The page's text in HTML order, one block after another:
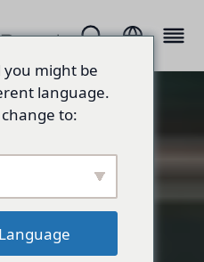
you might be
language.
to: